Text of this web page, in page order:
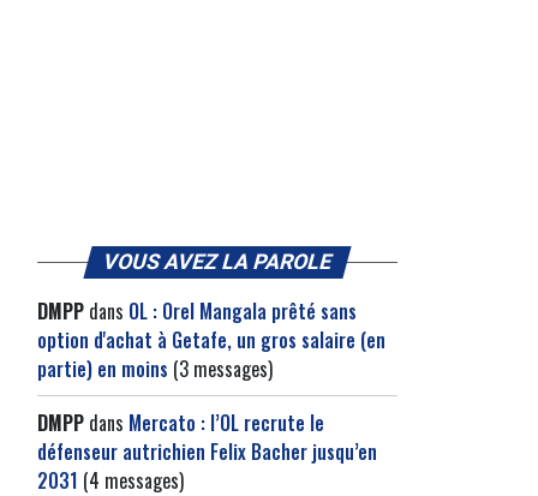
VOUS AVEZ LA PAROLE
DMPP dans OL : Orel Mangala prêté sans
option d'achat à Getafe, un gros salaire (en
partie) en moins (3 messages)
DMPP dans Mercato : l’OL recrute le
défenseur autrichien Felix Bacher jusqu’en
2031 (4 messages)